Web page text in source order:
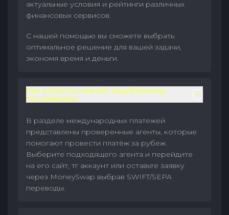
актуальные условия и рейтинги различных
финансовых сервисов.
С нашей помощью вы сможете выбрать
оптимальное решение для вашей задачи,
экономя время и деньги.
Как оплатить инвойс зарубежному
поставщику?
В разделе международных платежей
представлены проверенные агенты, которые
помогают провести платёж за рубеж.
Выберите подходящего агента и перейдите
на его сайт, тг аккаунт или оставьте заявку
через MoneySwap выбрав SWIFT/SEPA
переводы.